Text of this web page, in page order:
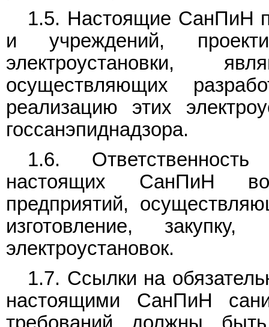
1.5. Настоящие СанПиН
и учреждений,
электроустановки,
осуществляющих
реализацию этих
госсанэпиднадзора.
1.6.
настоящих СанПиН
предприятий,
изготовление,
электроустановок.
1.7. Ссылки на
настоящими СанПиН